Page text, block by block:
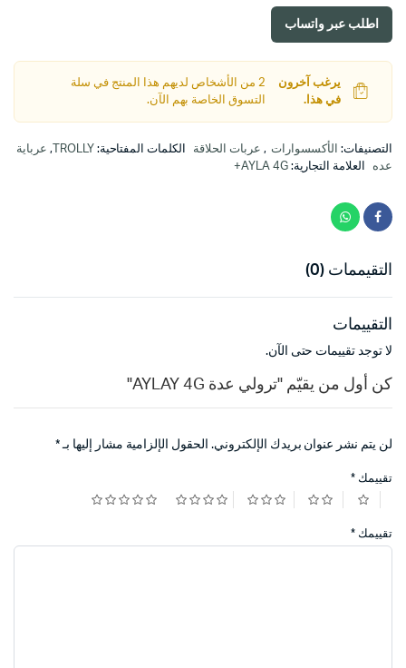
اطلب عبر واتساب
يرغب آخرون
في هذا.
2 من الأشخاص لديهم هذا المنتج في سلة
التسوق الخاصة بهم الآن.
التصنيفات: الأكسسوارات , عربات الحلاقة الكلمات المفتاحية: TROLLY
, عرباية
عده
العلامة التجارية:AYLA 4G+
التقيممات (0)
التقييمات
لا توجد تقييمات حتى الآن.
كن أول من يقيّم "ترولي عدة AYLAY 4G"
لن يتم نشر عنوان بريدك الإلكتروني. الحقول الإلزامية مشار إليها بـ*
تقييمك *
تقييمك *